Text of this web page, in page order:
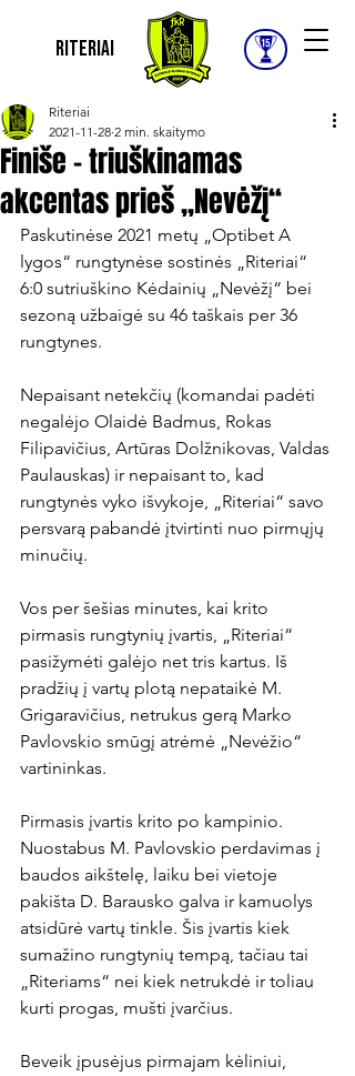
Riteriai
Finiše – triuškinamas
akcentas prieš „Nevėžį“
Riteriai
2021-11-28 2 min. skaitymo
Paskutinėse 2021 metų „Optibet A
lygos“ rungtynėse sostinės „Riteriai“
6:0 sutriuškino Kėdainių „Nevėžį“ bei
sezoną užbaigė su 46 taškais per 36
rungtynes.
Nepaisant netekčių (komandai padėti
negalėjo Olaidė Badmus, Rokas
Filipavičius, Artūras Dolžnikovas, Valdas
Paulauskas) ir nepaisant to, kad
rungtynės vyko išvykoje, „Riteriai“ savo
persvarą pabandė įtvirtinti nuo pirmųjų
minučių.
Vos per šešias minutes, kai krito
pirmasis rungtynių įvartis, „Riteriai“
pasižymėti galėjo net tris kartus. Iš
pradžių į vartų plotą nepataikė M.
Grigaravičius, netrukus gerą Marko
Pavlovskio smūgį atrėmė „Nevėžio“
vartininkas.
Pirmasis įvartis krito po kampinio.
Nuostabus M. Pavlovskio perdavimas į
baudos aikštelę, laiku bei vietoje
pakišta D. Barausko galva ir kamuolys
atsidūrė vartų tinkle. Šis įvartis kiek
sumažino rungtynių tempą, tačiau tai
„Riteriams“ nei kiek netrukdė ir toliau
kurti progas, mušti įvarčius.
Beveik įpusėjus pirmajam kėliniui,